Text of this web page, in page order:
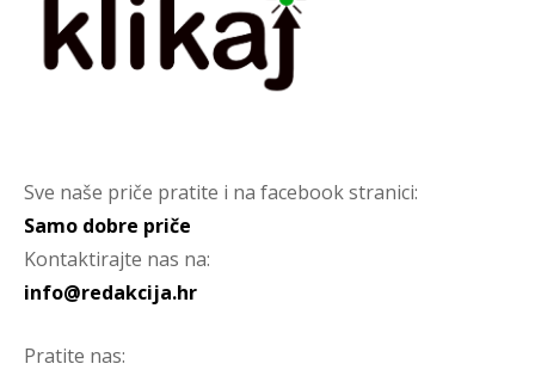
Sve naše priče pratite i na facebook stranici:
Samo dobre priče
Kontaktirajte nas na:
info@redakcija.hr
Pratite nas: